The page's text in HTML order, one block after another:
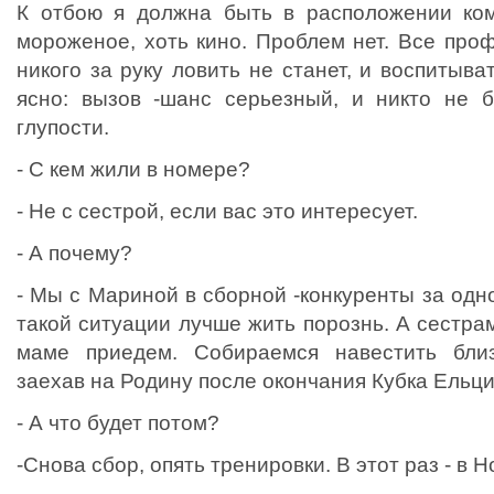
К отбою я должна быть в расположении
мороженое, хоть кино. Проблем нет. Все
никого за руку ловить не станет, и
ясно: вызов -шанс серьезный, и никто не
глупости.
- С кем жили в номере?
- Не с сестрой, если вас это интересует.
- А почему?
- Мы с Мариной в сборной -конкуренты за
такой ситуации лучше жить порознь. А
маме приедем. Собираемся навестить
заехав на Родину после окончания Кубка
- А что будет потом?
-Снова сбор, опять тренировки. В этот раз - в